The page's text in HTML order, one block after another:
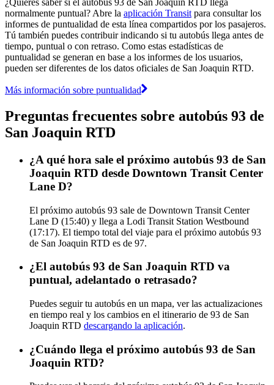
¿Quieres saber si el autobús 93 de San Joaquin RTD llega
normalmente puntual? Abre la aplicación Transit para consultar los
informes de puntualidad de esta línea compartidos por los pasajeros.
Tú también puedes contribuir indicando si tu autobús llega antes de
tiempo, puntual o con retraso. Como estas estadísticas de
puntualidad se generan en base a los informes de los usuarios,
pueden ser diferentes de los datos oficiales de San Joaquin RTD.
Más información sobre puntualidad
Preguntas frecuentes sobre autobús 93 de
San Joaquin RTD
¿A qué hora sale el próximo autobús 93 de San
Joaquin RTD desde Downtown Transit Center
Lane D?
El próximo autobús 93 sale de Downtown Transit Center
Lane D (15:40) y llega a Lodi Transit Station Westbound
(17:17). El tiempo total del viaje para el próximo autobús 93
de San Joaquin RTD es de 97.
¿El autobús 93 de San Joaquin RTD va
puntual, adelantado o retrasado?
Puedes seguir tu autobús en un mapa, ver las actualizaciones
en tiempo real y los cambios en el itinerario de 93 de San
Joaquin RTD descargando la aplicación.
¿Cuándo llega el próximo autobús 93 de San
Joaquin RTD?